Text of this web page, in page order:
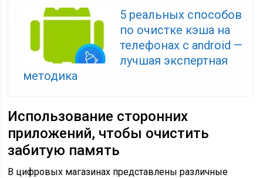
5 реальных способов
по очистке кэша на
телефонах с android —
лучшая экспертная
методика
Использование сторонних
приложений, чтобы очистить
забитую память
В цифровых магазинах представлены различные